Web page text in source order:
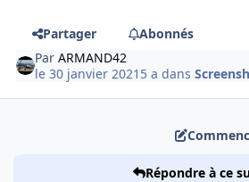
Partager
Abonnés
ParARMAND42
le 30 janvier 2021 5 a dans
Répondre à ce